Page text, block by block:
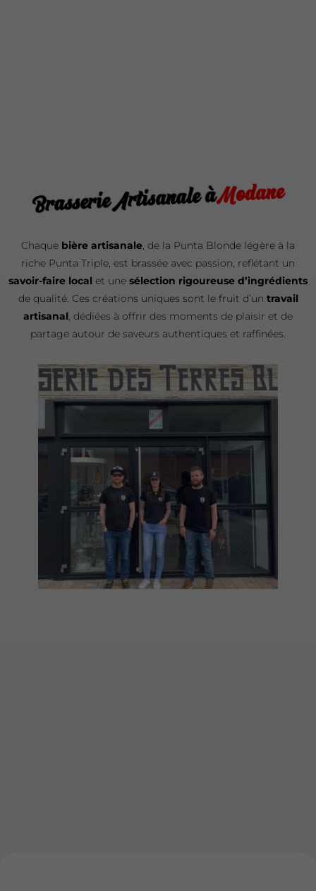
Brasserie Artisanale àModane
Chaque bière artisanale, de la Punta Blonde légère à la
riche Punta Triple, est brassée avec passion, reflétant un
savoir-faire local et une sélection rigoureuse d’ingrédients
de qualité. Ces créations uniques sont le fruit d’un travail
artisanal, dédiées à offrir des moments de plaisir et de
partage autour de saveurs authentiques et raffinées.